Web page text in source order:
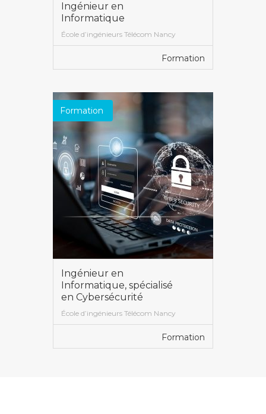
Ingénieur en
Informatique
École d’ingénieurs Télécom Nancy
Formation
Formation
Ingénieur en
Informatique, spécialisé
en Cybersécurité
École d’ingénieurs Télécom Nancy
Formation